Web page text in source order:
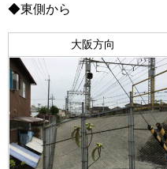
◆東側から
大阪方向